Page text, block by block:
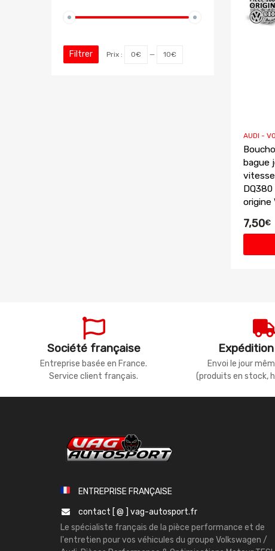
AUDI -
bague
DQ380
origine
7,50€
Filtrer Prix : 0€ — 10€
Société française
Entreprise basée en France.
Service client français.
Envoi le jour
(produits en stock,
ENTREPRISE FRANÇAISE
contact [ @ ] vag-autosport.fr
Le spécialiste français de la pièce performance et de
l'entretien pour vos véhicules du groupe Volkswagen /